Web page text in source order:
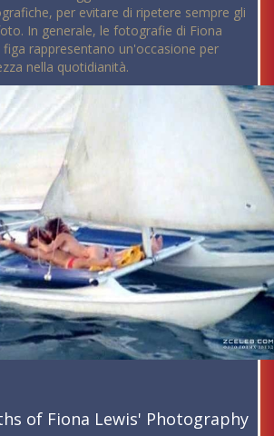
per evitare di ripetere sempre gli
In generale, le fotografie di Fiona
figa rappresentano un'occasione per
nella quotidianità.
of Fiona Lewis' Photography